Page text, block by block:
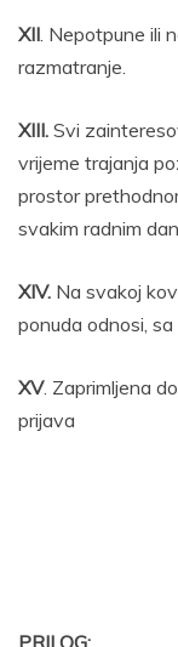
XII . Nepotpune ili
razmatranje.
XIII. Svi
vrijeme trajanja
prostor
svakim radnim
XIV. Na svakoj
ponuda odnosi, sa
XV. Zaprimljena
prijava
PRILOG: